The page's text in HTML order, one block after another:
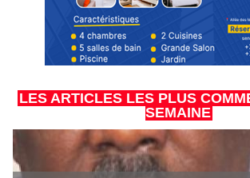
LES ARTICLES LES PLUS
SEMAINE